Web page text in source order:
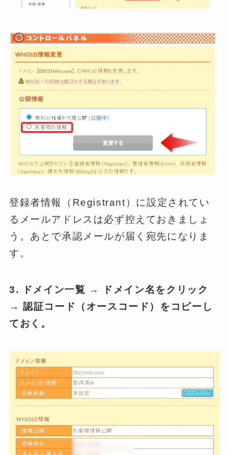
登録者情報（Registrant）に設定されてい
るメールアドレスは必ず控えておきましょ
う。あとで承認メールが届く宛先になりま
す。
3. ドメイン一覧 → ドメイン名をクリック
→ 認証コード（オースコード）をコピーし
ておく。